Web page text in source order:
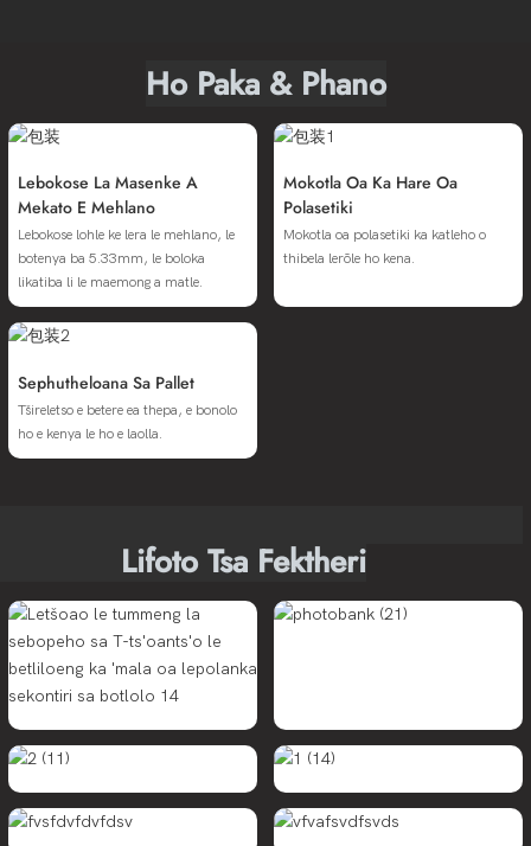
Ho Paka & Phano
Lebokose La Masenke A
Mekato E Mehlano
Lebokose lohle ke lera le mehlano, le
botenya ba 5.33mm, le boloka
likatiba li le maemong a matle.
Mokotla Oa Ka Hare Oa
Polasetiki
Mokotla oa polasetiki ka katleho o
thibela lerōle ho kena.
Sephutheloana Sa Pallet
Tšireletso e betere ea thepa, e bonolo
ho e kenya le ho e laolla.
Lifoto Tsa Fektheri